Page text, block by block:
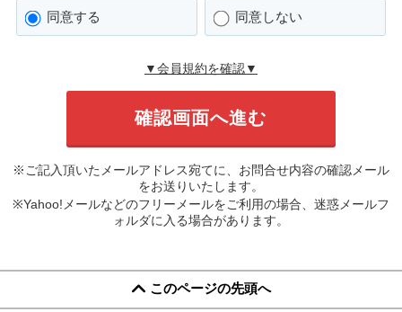
同意する 同意しない
▼会員規約を確認▼
※ご記入頂いたメールアドレス宛てに、お問合せ内容の確認メール
をお送りいたします。
※Yahoo!メールなどのフリーメールをご利用の場合、迷惑メールフ
ォルダに入る場合があります。
このページの先頭へ